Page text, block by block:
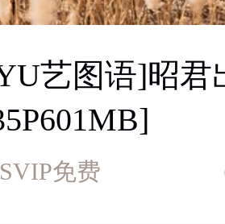
艺图语]昭君
SVIP免费